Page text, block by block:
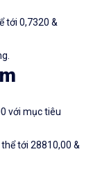
tới 0,7320 &
với mục tiêu
tới 28810,00 &